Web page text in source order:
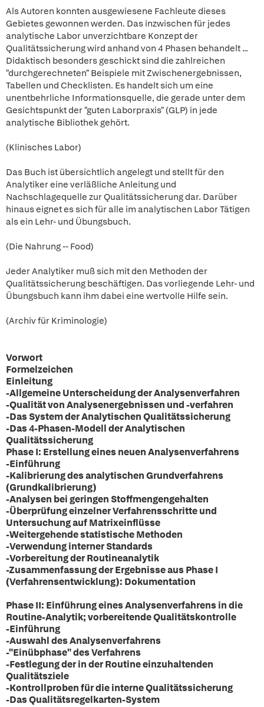
Als Autoren konnten ausgewiesene Fachleute dieses
Gebietes gewonnen werden. Das inzwischen für jedes
analytische Labor unverzichtbare Konzept der
Qualitätssicherung wird anhand von 4 Phasen behandelt ...
Didaktisch besonders geschickt sind die zahlreichen
"durchgerechneten" Beispiele mit Zwischenergebnissen,
Tabellen und Checklisten. Es handelt sich um eine
unentbehrliche Informationsquelle, die gerade unter dem
Gesichtspunkt der "guten Laborpraxis" (GLP) in jede
analytische Bibliothek gehört.
(Klinisches Labor)
Das Buch ist übersichtlich angelegt und stellt für den
Analytiker eine verläßliche Anleitung und
Nachschlagequelle zur Qualitätssicherung dar. Darüber
hinaus eignet es sich für alle im analytischen Labor Tätigen
als ein Lehr- und Übungsbuch.
(Die Nahrung -- Food)
Jeder Analytiker muß sich mit den Methoden der
Qualitätssicherung beschäftigen. Das vorliegende Lehr- und
Übungsbuch kann ihm dabei eine wertvolle Hilfe sein.
(Archiv für Kriminologie)
Vorwort
Formelzeichen
Einleitung
-Allgemeine Unterscheidung der Analysenverfahren
-Qualität von Analysenergebnissen und -verfahren
-Das System der Analytischen Qualitätssicherung
-Das 4-Phasen-Modell der Analytischen
Qualitätssicherung
Phase I: Erstellung eines neuen Analysenverfahrens
-Einführung
-Kalibrierung des analytischen Grundverfahrens
(Grundkalibrierung)
-Analysen bei geringen Stoffmengengehalten
-Überprüfung einzelner Verfahrensschritte und
Untersuchung auf Matrixeinflüsse
-Weitergehende statistische Methoden
-Verwendung interner Standards
-Vorbereitung der Routineanalytik
-Zusammenfassung der Ergebnisse aus Phase I
(Verfahrensentwicklung): Dokumentation
Phase II: Einführung eines Analysenverfahrens in die
Routine-Analytik; vorbereitende Qualitätskontrolle
-Einführung
-Auswahl des Analysenverfahrens
-"Einübphase" des Verfahrens
-Festlegung der in der Routine einzuhaltenden
Qualitätsziele
-Kontrollproben für die interne Qualitätssicherung
-Das Qualitätsregelkarten-System